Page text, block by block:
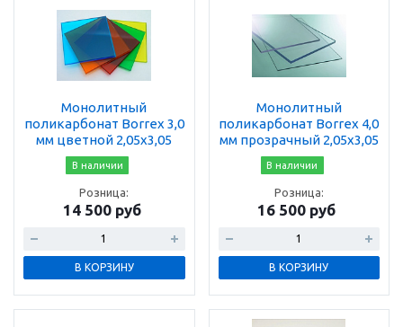
Монолитный
поликарбонат Borrex 3,0
мм цветной 2,05х3,05
В наличии
Розница:
14 500 руб
В КОРЗИНУ
Монолитный
поликарбонат Borrex 4,0
мм прозрачный 2,05х3,05
В наличии
Розница:
16 500 руб
В КОРЗИНУ